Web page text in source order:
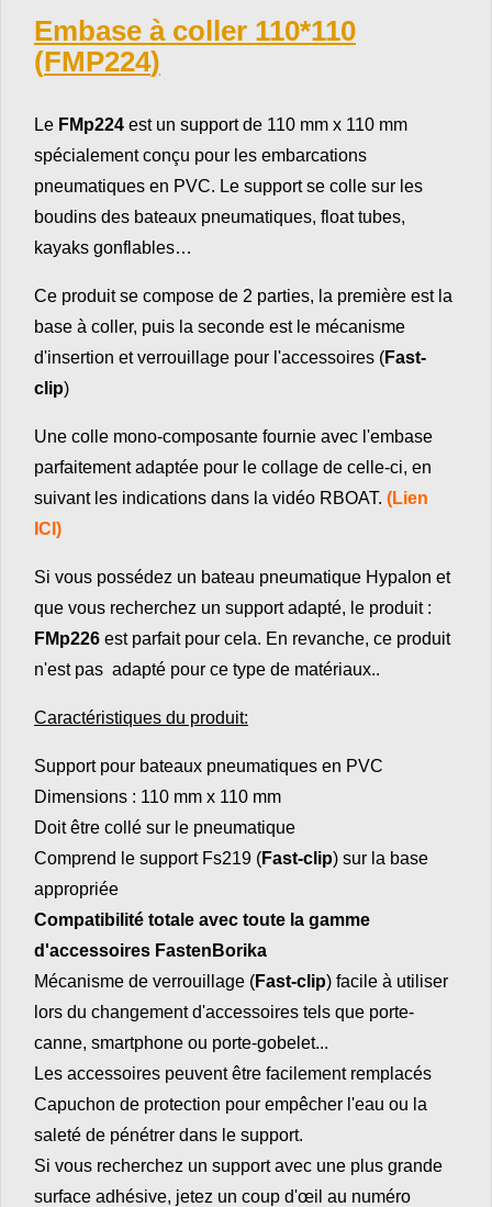
Embase à coller 110*110
(FMP224)
Le FMp224 est un support de 110 mm x 110 mm
spécialement conçu pour les embarcations
pneumatiques en PVC. Le support se colle sur les
boudins des bateaux pneumatiques, float tubes,
kayaks gonflables…
Ce produit se compose de 2 parties, la première est la
base à coller, puis la seconde est le mécanisme
d'insertion et verrouillage pour l'accessoires (Fast-
clip)
Une colle mono-composante fournie avec l'embase
parfaitement adaptée pour le collage de celle-ci, en
suivant les indications dans la vidéo RBOAT. (Lien
ICI )
Si vous possédez un bateau pneumatique Hypalon et
que vous recherchez un support adapté, le produit :
FMp226 est parfait pour cela. En revanche, ce produit
n'est pas adapté pour ce type de matériaux..
Caractéristiques du produit:
Support pour bateaux pneumatiques en PVC
Dimensions : 110 mm x 110 mm
Doit être collé sur le pneumatique
Comprend le support Fs219 (Fast-clip) sur la base
appropriée
Compatibilité totale avec toute la gamme
d'accessoires FastenBorika
Mécanisme de verrouillage (Fast-clip) facile à utiliser
lors du changement d'accessoires tels que porte-
canne, smartphone ou porte-gobelet...
Les accessoires peuvent être facilement remplacés
Capuchon de protection pour empêcher l'eau ou la
saleté de pénétrer dans le support.
Si vous recherchez un support avec une plus grande
surface adhésive, jetez un coup d'œil au numéro